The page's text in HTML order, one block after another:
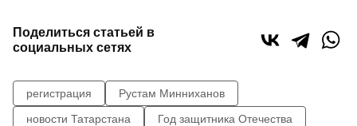
Поделиться статьей в
социальных сетях
регистрация
Рустам Минниханов
новости Татарстана
Год защитника Отечества